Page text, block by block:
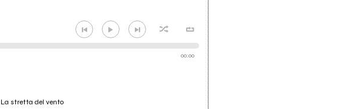
00:00
La stretta del vento